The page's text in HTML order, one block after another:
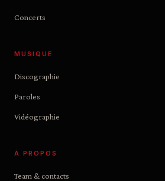
Concerts
MUSIQUE
Discographie
Paroles
Vidéographie
À PROPOS
Team & contacts